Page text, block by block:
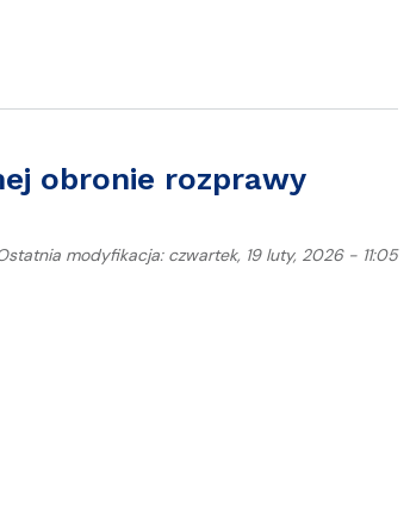
obronie rozprawy
modyfikacja: czwartek, 19 luty, 2026 - 11:05